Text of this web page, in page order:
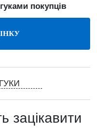
покупців
зацікавити